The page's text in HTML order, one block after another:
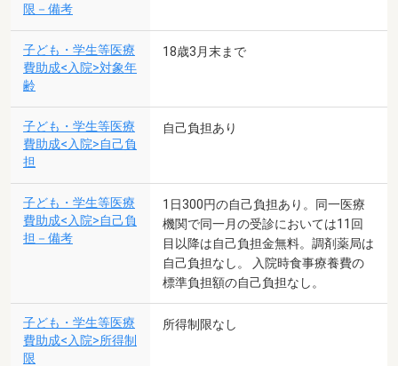
限－備考
子ども・学生等医療
費助成<入院>対象年
齢
18歳3月末まで
子ども・学生等医療
費助成<入院>自己負
担
自己負担あり
子ども・学生等医療
費助成<入院>自己負
担－備考
1日300円の自己負担あり。同一医療
機関で同一月の受診においては11回
目以降は自己負担金無料。調剤薬局は
自己負担なし。 入院時食事療養費の
標準負担額の自己負担なし。
子ども・学生等医療
費助成<入院>所得制
限
所得制限なし